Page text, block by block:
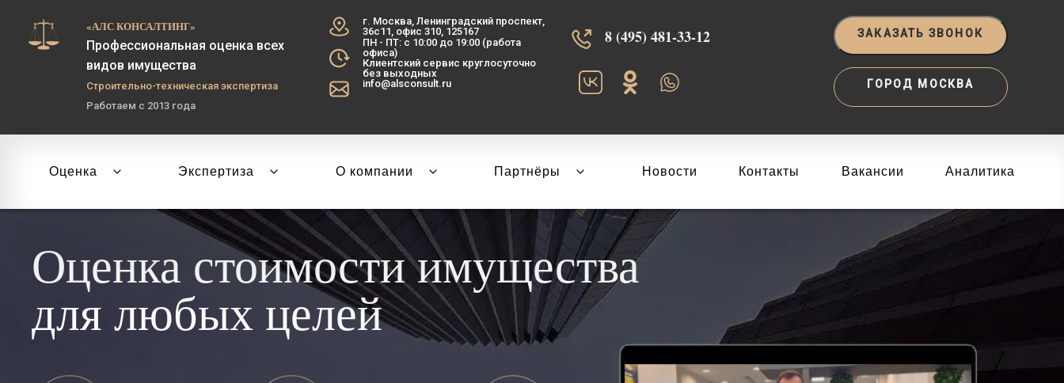
«АЛС КОНСАЛТИНГ»
Профессиональная оценка всех
видов имущества
Строительно-техническая экспертиза
Работаем с 2013 года
г. Москва, Ленинградский проспект,
36с11, офис 310, 125167
ПН - ПТ: с 10:00 до 19:00 (работа
офиса)
Клиентский сервис круглосуточно
без выходных
info@alsconsult.ru
8 (495) 481-33-12‬‬ ЗАКАЗАТЬ ЗВОНОК
ГОРОД МОСКВА
Оценка Экспертиза О компании Партнёры Новости Контакты Вакансии Аналитика
Оценка стоимости имущества
для любых целей